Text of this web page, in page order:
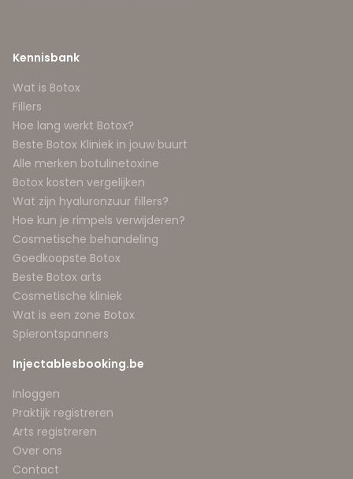
Kennisbank
Wat is Botox
Fillers
Hoe lang werkt Botox?
Beste Botox Kliniek in jouw buurt
Alle merken botulinetoxine
Botox kosten vergelijken
Wat zijn hyaluronzuur fillers?
Hoe kun je rimpels verwijderen?
Cosmetische behandeling
Goedkoopste Botox
Beste Botox arts
Cosmetische kliniek
Wat is een zone Botox
Spierontspanners
Injectablesbooking.be
Inloggen
Praktijk registreren
Arts registreren
Over ons
Contact